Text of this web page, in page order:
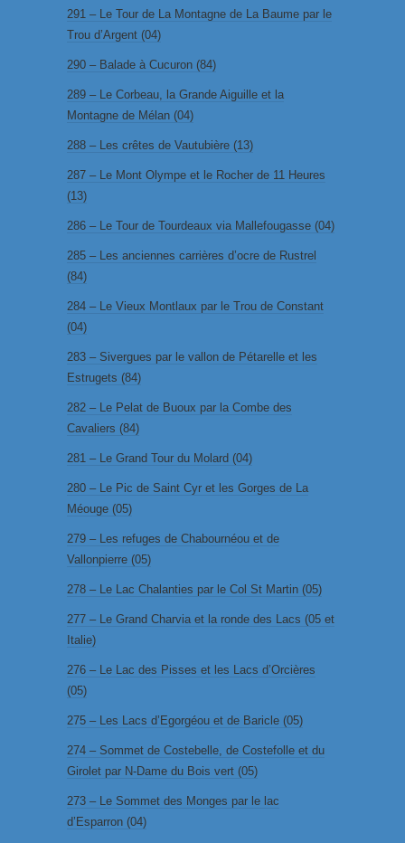
291 – Le Tour de La Montagne de La Baume par le
Trou d’Argent (04)
290 – Balade à Cucuron (84)
289 – Le Corbeau, la Grande Aiguille et la
Montagne de Mélan (04)
288 – Les crêtes de Vautubière (13)
287 – Le Mont Olympe et le Rocher de 11 Heures
(13)
286 – Le Tour de Tourdeaux via Mallefougasse (04)
285 – Les anciennes carrières d’ocre de Rustrel
(84)
284 – Le Vieux Montlaux par le Trou de Constant
(04)
283 – Sivergues par le vallon de Pétarelle et les
Estrugets (84)
282 – Le Pelat de Buoux par la Combe des
Cavaliers (84)
281 – Le Grand Tour du Molard (04)
280 – Le Pic de Saint Cyr et les Gorges de La
Méouge (05)
279 – Les refuges de Chabournéou et de
Vallonpierre (05)
278 – Le Lac Chalanties par le Col St Martin (05)
277 – Le Grand Charvia et la ronde des Lacs (05 et
Italie)
276 – Le Lac des Pisses et les Lacs d’Orcières
(05)
275 – Les Lacs d’Egorgéou et de Baricle (05)
274 – Sommet de Costebelle, de Costefolle et du
Girolet par N-Dame du Bois vert (05)
273 – Le Sommet des Monges par le lac
d’Esparron (04)